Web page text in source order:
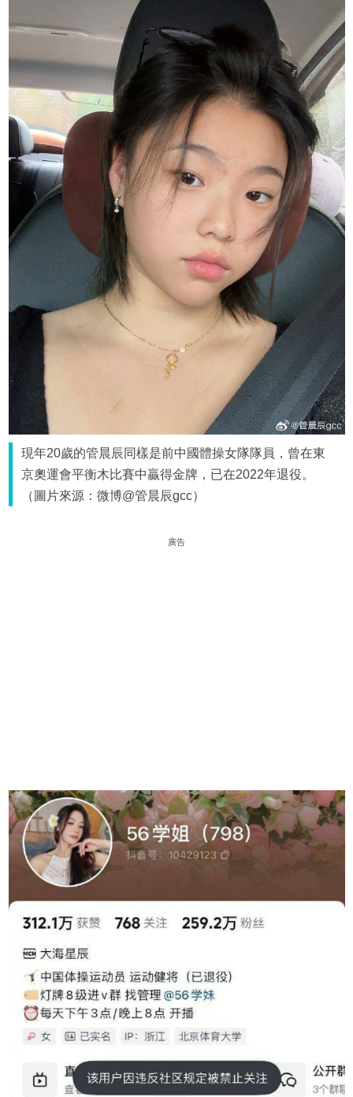
現年20歲的管晨辰同樣是前中國體操女隊隊員，曾在東
京奧運會平衡木比賽中贏得金牌，已在2022年退役。
（圖片來源：微博@管晨辰gcc）
廣告